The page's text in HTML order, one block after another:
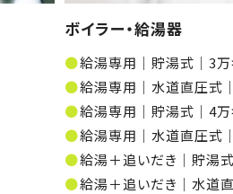
ボイラー・給湯器
給湯専用│貯湯式│3万
給湯専用│水道直圧式
給湯専用│貯湯式│4万
給湯専用│水道直圧式
給湯＋追いだき│貯湯
給湯＋追いだき│水道